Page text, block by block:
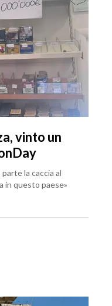
vinto un
la caccia al
in questo paese»